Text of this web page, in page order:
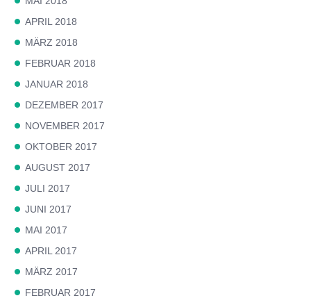
APRIL 2018
MÄRZ 2018
FEBRUAR 2018
JANUAR 2018
DEZEMBER 2017
NOVEMBER 2017
OKTOBER 2017
AUGUST 2017
JULI 2017
JUNI 2017
MAI 2017
APRIL 2017
MÄRZ 2017
FEBRUAR 2017